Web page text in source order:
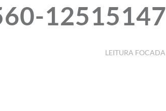
12515147
LEITURA FOCADA